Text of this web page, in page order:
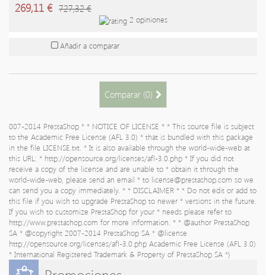
269,11 € 727,32 €
2 opiniones
Añadir a comparar
Comparar (0)
007-2014 PrestaShop * * NOTICE OF LICENSE * * This source file is subject
to the Academic Free License (AFL 3.0) * that is bundled with this package
in the file LICENSE.txt. * It is also available through the world-wide-web at
this URL: * http://opensource.org/licenses/afl-3.0.php * If you did not
receive a copy of the license and are unable to * obtain it through the
world-wide-web, please send an email * to license@prestashop.com so we
can send you a copy immediately. * * DISCLAIMER * * Do not edit or add to
this file if you wish to upgrade PrestaShop to newer * versions in the future.
If you wish to customize PrestaShop for your * needs please refer to
http://www.prestashop.com for more information. * * @author PrestaShop
SA * @copyright 2007-2014 PrestaShop SA * @license
http://opensource.org/licenses/afl-3.0.php Academic Free License (AFL 3.0)
* International Registered Trademark & Property of PrestaShop SA *}